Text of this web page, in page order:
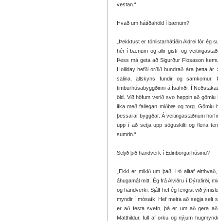
vestan.“
Hvað um hátíðahöld í bænum?
„Þekktust er tónlistarhátíðin Aldrei fór ég
hér í bænum og allir gisti- og
Þess má geta að Sigurður Flosason
Holliday hefði orðið hundrað ára þetta
salina, allskyns fundir og
timburhúsabyggðinni á Ísafirði. Í
öld. Við höfum verið svo heppin að
líka með fallegan miðbæ og torg. Gömlu
þessarar byggðar. Á veitingastaðnum
upp í að setja upp söguskilti og fleira
sumrin.“
Seljið þið handverk í Edinborgarhúsinu?
„Ekki er mikið um það. Þó alltaf
áhugamál mitt. Ég frá Alviðru í Dýrafirði,
og handverki. Sjálf hef ég fengist við
myndir í mósaík. Hef meira að segja selt
er að festa svefn, þá er um að gera
Matthildur, full af orku og nýjum